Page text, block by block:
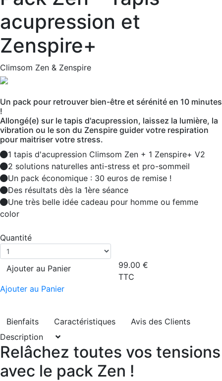
acupression et
Zenspire+
Climsom Zen & Zenspire
Un pack pour retrouver bien-être et sérénité en 10 minutes
!
Allongé(e) sur le tapis d'acupression, laissez la lumière, la
vibration ou le son du Zenspire guider votre respiration
pour maitriser votre stress.
1 tapis d'acupression Climsom Zen + 1 Zenspire+ V2
2 solutions naturelles anti-stress et pro-sommeil
Un pack économique : 30 euros de remise !
Des résultats dès la 1ère séance
Une très belle idée cadeau pour homme ou femme
color
Quantité
Ajouter au Panier
Ajouter au Panier
99.00 €
TTC
Bienfaits Caractéristiques
Avis des Clients
Description
Relâchez toutes vos tensions
avec le pack Zen !